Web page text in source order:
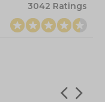
3042 Ratings